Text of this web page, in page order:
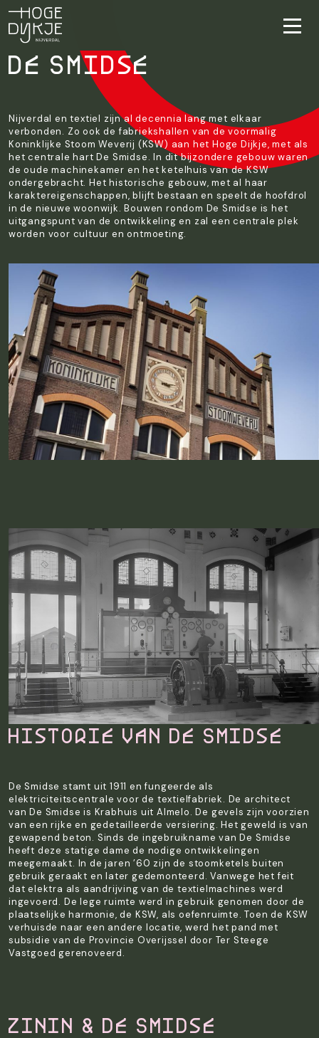
De Smidse
Nijverdal en textiel zijn al decennia lang met elkaar
verbonden. Zo ook de fabriekshallen van de voormalig
Koninklijke Stoom Weverij (KSW) aan het Hoge Dijkje, met als
het centrale hart De Smidse. In dit bijzondere gebouw waren
de oude machinekamer en het ketelhuis van de KSW
ondergebracht. Het historische gebouw, met al haar
karaktereigenschappen, blijft bestaan en speelt de hoofdrol
in de nieuwe woonwijk. Bouwen rondom De Smidse is het
uitgangspunt van de ontwikkeling en zal een centrale plek
worden voor cultuur en ontmoeting.
Historie van De Smidse
De Smidse stamt uit 1911 en fungeerde als
elektriciteitscentrale voor de textielfabriek. De architect
van De Smidse is Krabhuis uit Almelo. De gevels zijn voorzien
van een rijke en gedetailleerde versiering. Het geweld is van
gewapend beton. Sinds de ingebruikname van De Smidse
heeft deze statige dame de nodige ontwikkelingen
meegemaakt. In de jaren ’60 zijn de stoomketels buiten
gebruik geraakt en later gedemonteerd. Vanwege het feit
dat elektra als aandrijving van de textielmachines werd
ingevoerd. De lege ruimte werd in gebruik genomen door de
plaatselijke harmonie, de KSW, als oefenruimte. Toen de KSW
verhuisde naar een andere locatie, werd het pand met
subsidie van de Provincie Overijssel door Ter Steege
Vastgoed gerenoveerd.
ZINiN & De Smidse